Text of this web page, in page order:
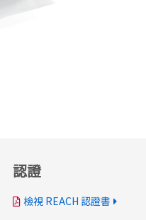
認證
檢視 REACH 認證書